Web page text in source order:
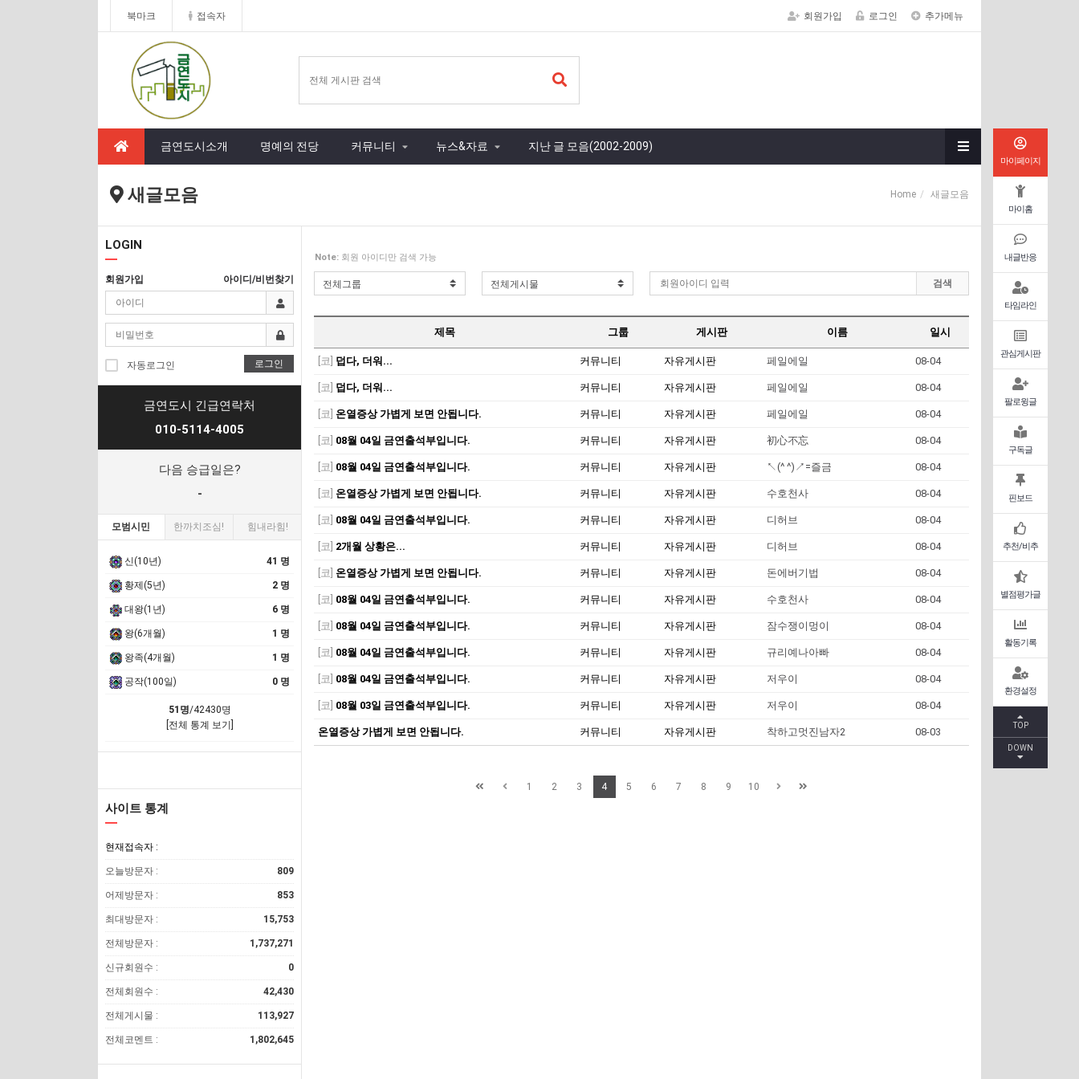
북마크 접속자 회원가입 로그인 추가메뉴
금연도시소개 명예의 전당 커뮤니티 뉴스&자료 지난 글 모음(2002-2009)
새글모음 Home 새글모음
마이페이지
마이홈
내글반응
타임라인
관심게시판
팔로윙글
구독글
핀보드
추천/비추
별점평가글
활동기록
환경설정
TOP
DOWN
LOGIN
회원가입 아이디/비번찾기
자동로그인 로그인
금연도시 긴급연락처
010-5114-4005
다음 승급일은?
-
모범시민 한까치조심! 힘내라힘!
신(10년) 41 명
황제(5년) 2 명
대왕(1년) 6 명
왕(6개월) 1 명
왕족(4개월) 1 명
공작(100일) 0 명
51명/42430명
[전체 통계 보기]
사이트 통계
현재접속자 :
오늘방문자 : 809
어제방문자 : 853
최대방문자 : 15,753
전체방문자 : 1,737,271
신규회원수 : 0
전체회원수 : 42,430
전체게시물 : 113,927
전체코멘트 : 1,802,645
Note: 회원 아이디만 검색 가능
검색
제목 그룹 게시판 이름 일시
[코] 덥다, 더워... 커뮤니티 자유게시판 페일에일 08-04
[코] 덥다, 더워... 커뮤니티 자유게시판 페일에일 08-04
[코] 온열증상 가볍게 보면 안됩니다. 커뮤니티 자유게시판 페일에일 08-04
[코] 08월 04일 금연출석부입니다. 커뮤니티 자유게시판 初心不忘 08-04
[코] 08월 04일 금연출석부입니다. 커뮤니티 자유게시판 ↖(^ ^)↗=즐금 08-04
[코] 온열증상 가볍게 보면 안됩니다. 커뮤니티 자유게시판 수호천사 08-04
[코] 08월 04일 금연출석부입니다. 커뮤니티 자유게시판 디허브 08-04
[코] 2개월 상황은... 커뮤니티 자유게시판 디허브 08-04
[코] 온열증상 가볍게 보면 안됩니다. 커뮤니티 자유게시판 돈에버기법 08-04
[코] 08월 04일 금연출석부입니다. 커뮤니티 자유게시판 수호천사 08-04
[코] 08월 04일 금연출석부입니다. 커뮤니티 자유게시판 잠수쟁이멍이 08-04
[코] 08월 04일 금연출석부입니다. 커뮤니티 자유게시판 규리예나아빠 08-04
[코] 08월 04일 금연출석부입니다. 커뮤니티 자유게시판 저우이 08-04
[코] 08월 03일 금연출석부입니다. 커뮤니티 자유게시판 저우이 08-04
온열증상 가볍게 보면 안됩니다. 커뮤니티 자유게시판 착하고멋진남자2 08-03
1 2 3 4 5 6 7 8 9 10